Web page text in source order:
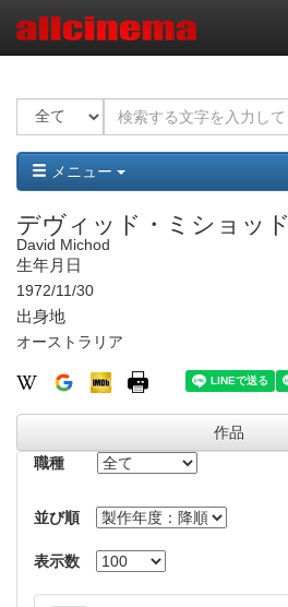
メニュー
デヴィッド・ミショッド
David Michod
生年月日
1972/11/30
出身地
オーストラリア
作品
職種
並び順
表示数